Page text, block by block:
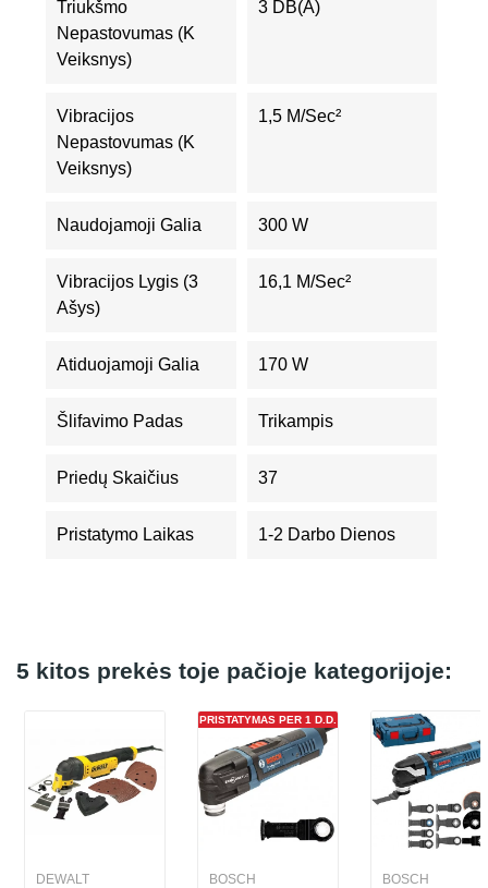
Triukšmo
Nepastovumas (K
Veiksnys)
3 DB(A)
Vibracijos
Nepastovumas (K
Veiksnys)
1,5 M/sec²
Naudojamoji Galia 300 W
Vibracijos Lygis (3
Ašys)
16,1 M/sec²
Atiduojamoji Galia 170 W
Šlifavimo Padas Trikampis
Priedų Skaičius 37
Pristatymo Laikas 1-2 Darbo Dienos
5 kitos prekės toje pačioje kategorijoje:
DEWALT
PRISTATYMAS PER 1 D.D.
BOSCH BOSCH